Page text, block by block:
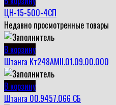
ЦН-15-500-4СП
Недавно просмотренные товары
В корзину
Штанга Кт248АМII.01.09.00.000
В корзину
Штанга 00.9457.066 СБ